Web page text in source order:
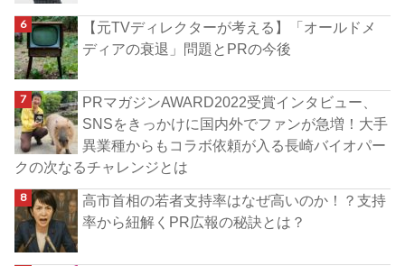
【元TVディレクターが考える】「オールドメ
ディアの衰退」問題とPRの今後
PRマガジンAWARD2022受賞インタビュー、
SNSをきっかけに国内外でファンが急増！大手
異業種からもコラボ依頼が入る長崎バイオパー
クの次なるチャレンジとは
高市首相の若者支持率はなぜ高いのか！？支持
率から紐解くPR広報の秘訣とは？